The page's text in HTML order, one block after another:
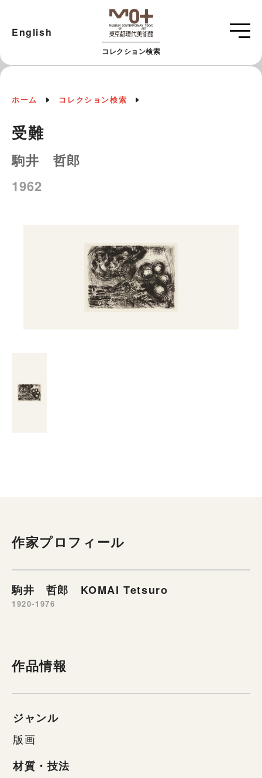
コレクション検索
English
ホーム コレクション検索
受難
駒井 哲郎
1962
作家プロフィール
駒井 哲郎 KOMAI Tetsuro
1920-1976
作品情報
ジャンル
版画
材質・技法